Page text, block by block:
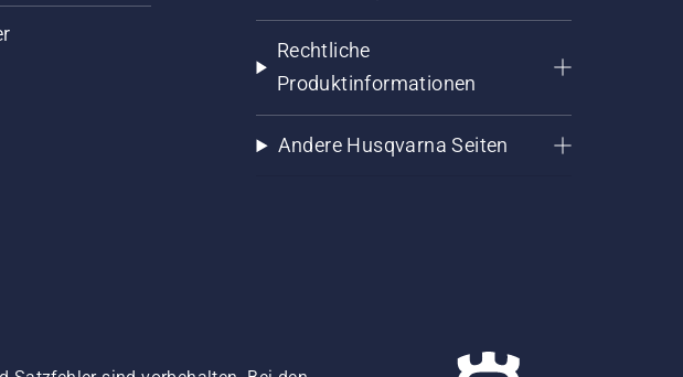
Rechtliche
Produktinformationen
Andere Husqvarna Seiten